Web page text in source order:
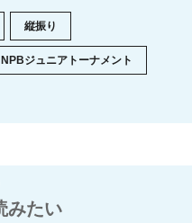
縦振り
NPBジュニアトーナメント
みたい